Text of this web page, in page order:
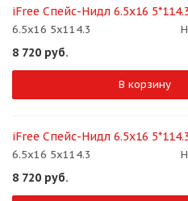
iFree Спейс-Нидл 6.5x16
6.5x16 5x114.3
8 720 руб.
В корзину
iFree Спейс-Нидл 6.5x16
6.5x16 5x114.3
8 720 руб.